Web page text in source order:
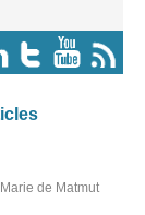
de Matmut